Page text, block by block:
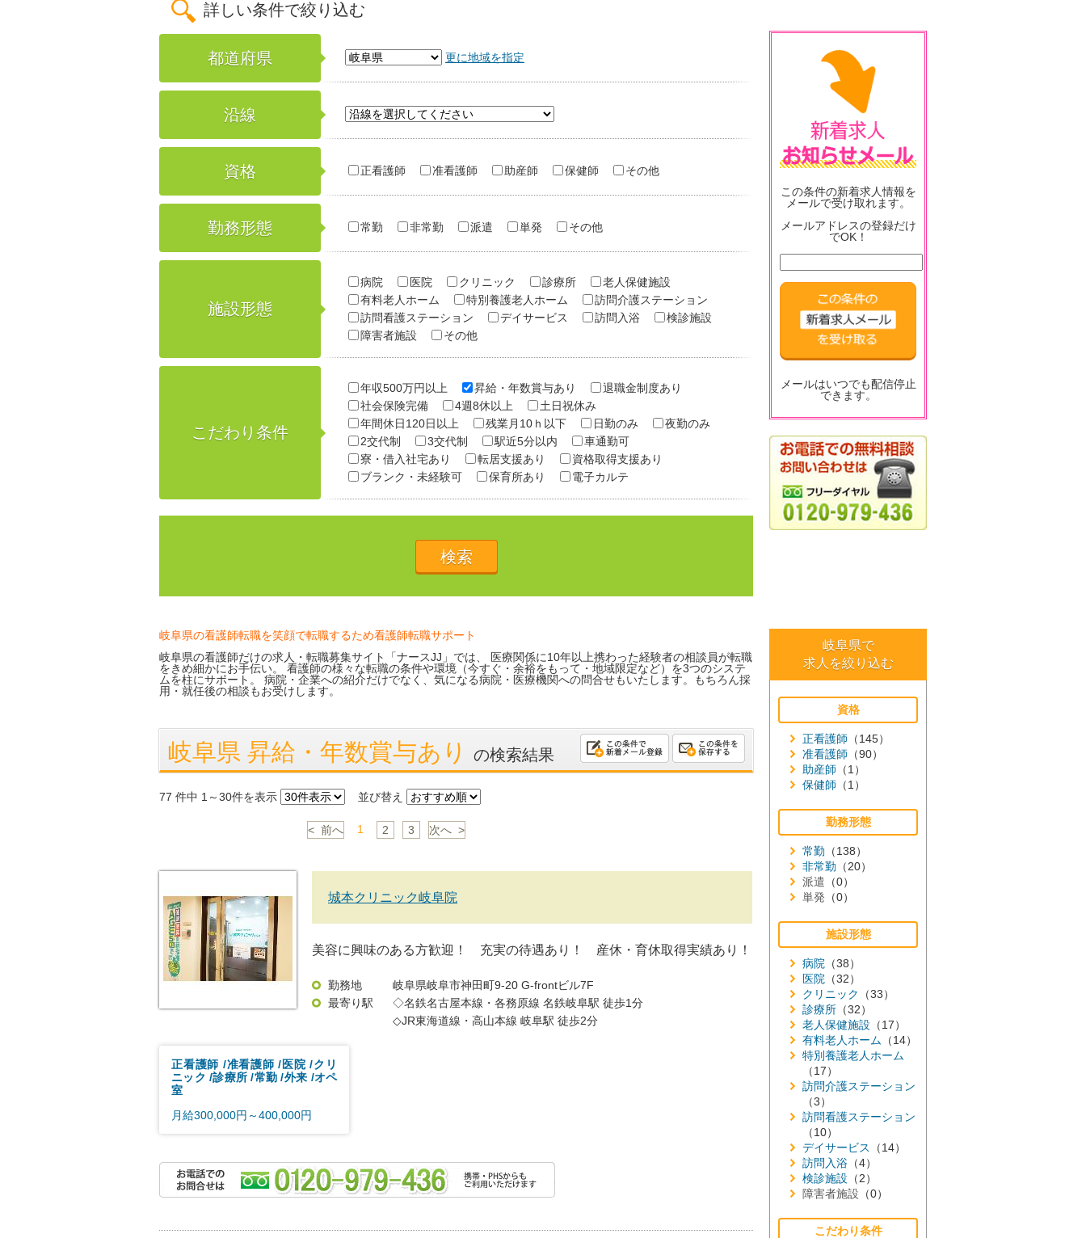
詳しい条件で絞り込む
都道府県 更に地域を指定
沿線
資格 正看護師 准看護師 助産師 保健師 その他
勤務形態 常勤 非常勤 派遣 単発 その他
施設形態
病院 医院 クリニック 診療所
老人保健施設
有料老人ホーム
特別養護老人ホーム
訪問介護ステーション
訪問看護ステーション
デイサービス 訪問入浴
検診施設
障害者施設
その他
こだわり条件
年収500万円以上 昇給・年数賞与あり
退職金制度あり
社会保険完備
4週8休以上
土日祝休み
年間休日120日以上
残業月10ｈ以下 日勤のみ
夜勤のみ
2交代制
3交代制 駅近5分以内
車通勤可
寮・借入社宅あり
転居支援あり
資格取得支援あり
ブランク・未経験可
保育所あり 電子カルテ
この条件の新着求人情報を
メールで受け取れます。
メールアドレスの登録だけ
でOK！
メールはいつでも配信停止
できます。
岐阜県の看護師転職を笑顔で転職するため看護師転職サポート
岐阜県の看護師だけの求人・転職募集サイト「ナースJJ」では、 医療関係に10年以上携わった経験者の相談員が転職
をきめ細かにお手伝い。 看護師の様々な転職の条件や環境（今すぐ・余裕をもって・地域限定など）を3つのシステ
ムを柱にサポート。 病院・企業への紹介だけでなく、気になる病院・医療機関への問合せもいたします。もちろん採
用・就任後の相談もお受けします。
岐阜県 昇給・年数賞与あり の検索結果
77 件中 1～30件を表示 並び替え
< 前へ 1 2 3 次へ >
城本クリニック岐阜院
美容に興味のある方歓迎！ 充実の待遇あり！ 産休・育休取得実績あり！
勤務地
岐阜県岐阜市神田町9-20 G-frontビル7F
最寄り駅
◇名鉄名古屋本線・各務原線 名鉄岐阜駅 徒歩1分
◇JR東海道線・高山本線 岐阜駅 徒歩2分
正看護師 准看護師 医院
クリ
ニック
診療所 常勤 外来 オペ
室
月給300,000円～400,000円
岐阜県で
求人を絞り込む
資格
正看護師 （145）
准看護師 （90）
助産師 （1）
保健師 （1）
勤務形態
常勤 （138）
非常勤 （20）
派遣 （0）
単発 （0）
施設形態
病院 （38）
医院 （32）
クリニック
（33）
診療所 （32）
老人保健施設 （17）
有料老人ホーム （14）
特別養護老人ホーム
（17）
訪問介護ステーション
（3）
訪問看護ステーション
（10）
デイサービス
（14）
訪問入浴 （4）
検診施設 （2）
障害者施設 （0）
こだわり条件